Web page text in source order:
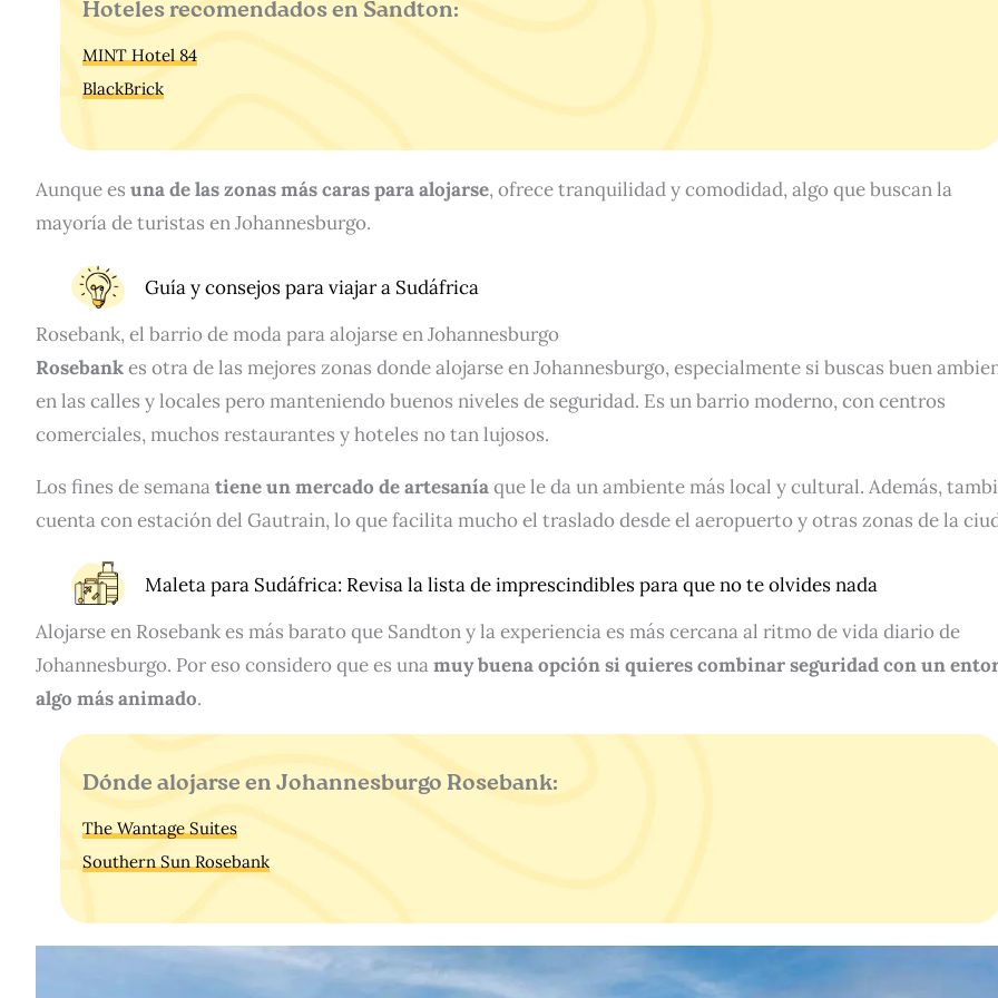
Hoteles recomendados en Sandton:
MINT Hotel 84
BlackBrick
Aunque es una de las zonas más caras para alojarse, ofrece tranquilidad y comodidad, algo que buscan la
mayoría de turistas en Johannesburgo.
Guía y consejos para viajar a Sudáfrica
Rosebank, el barrio de moda para alojarse en Johannesburgo
Rosebankes otra de las mejores zonas donde alojarse en Johannesburgo, especialmente si buscas buen
en las calles y locales pero manteniendo buenos niveles de seguridad. Es un barrio moderno, con centros
comerciales, muchos restaurantes y hoteles no tan lujosos.
Los fines de semanatiene un mercado de artesaníaque le da un ambiente más local y cultural. Además,
cuenta con estación del Gautrain, lo que facilita mucho el traslado desde el aeropuerto y otras zonas de la
Maleta para Sudáfrica: Revisa la lista de imprescindibles para que no te olvides nada
Alojarse en Rosebank es más barato que Sandton y la experiencia es más cercana al ritmo de vida diario de
Johannesburgo. Por eso considero que es unamuy buena opción si quieres combinar seguridad con un
algo más animado.
Dónde alojarse en Johannesburgo Rosebank:
The Wantage Suites
Southern Sun Rosebank